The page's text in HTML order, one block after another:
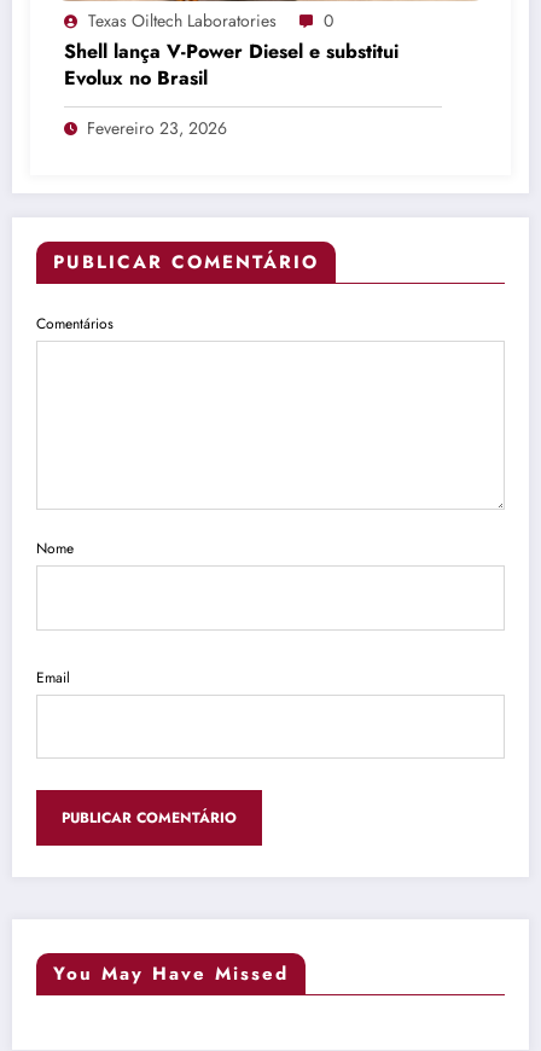
Texas Oiltech Laboratories 0
Shell lança V-Power Diesel e substitui
Evolux no Brasil
Fevereiro 23, 2026
PUBLICAR COMENTÁRIO
Comentários
Nome
Email
You May Have Missed